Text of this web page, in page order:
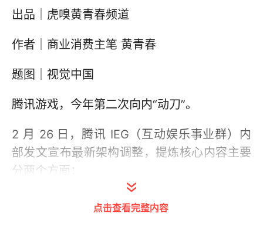
出品｜虎嗅黄青春频道
作者｜商业消费主笔 黄青春
题图｜视觉中国
腾讯游戏，今年第二次向内“动刀”。
2 月 26 日，腾讯 IEG（互动娱乐事业群）内
部发文宣布最新架构调整，提炼核心内容主要
分两个方面：
一是，组织推陈出新，成立五个新部门。
点击查看完整内容